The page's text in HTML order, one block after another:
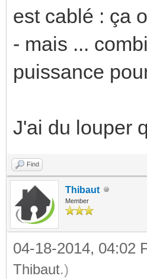
est cablé : ça
- mais ...
puissance
J'ai du louper
Find
Thibaut
Member
04-18-2014, 04:02
Thibaut.)